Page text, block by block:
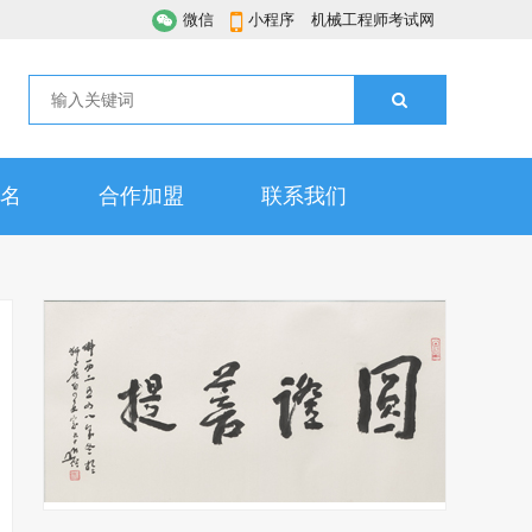
微信 小程序 机械工程师考试网
合作加盟 联系我们